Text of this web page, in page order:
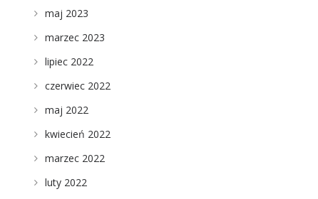
maj 2023
marzec 2023
lipiec 2022
czerwiec 2022
maj 2022
kwiecień 2022
marzec 2022
luty 2022